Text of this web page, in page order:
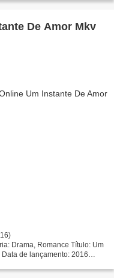
De Amor Mkv
Drama, Romance Título: Um
de lançamento: 2016